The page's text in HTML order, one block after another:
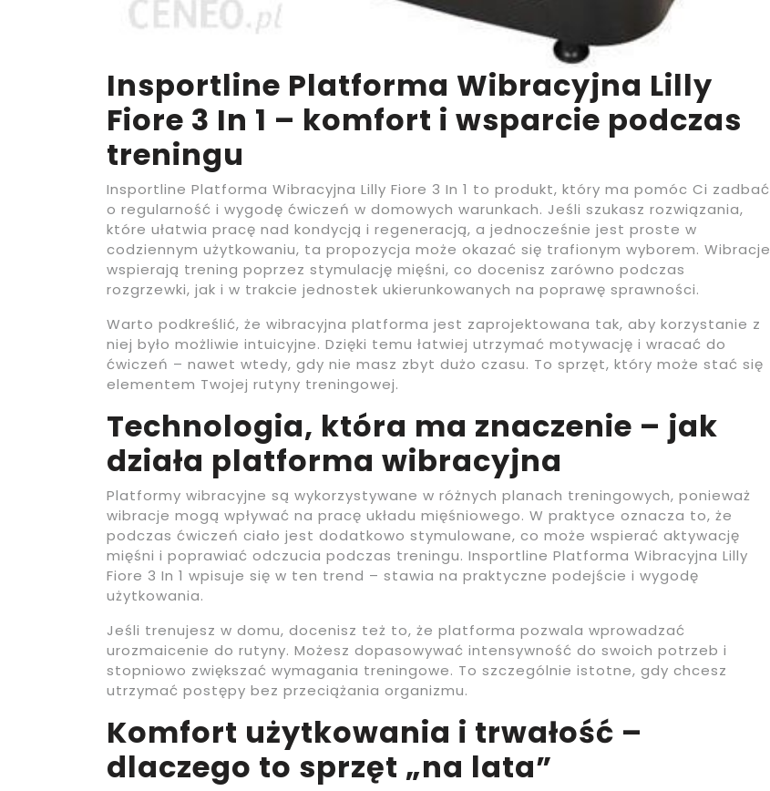
Insportline Platforma Wibracyjna Lilly
Fiore 3 In 1 – komfort i wsparcie podczas
treningu
Insportline Platforma Wibracyjna Lilly Fiore 3 In 1 to produkt, który ma pomóc Ci zadbać
o regularność i wygodę ćwiczeń w domowych warunkach. Jeśli szukasz rozwiązania,
które ułatwia pracę nad kondycją i regeneracją, a jednocześnie jest proste w
codziennym użytkowaniu, ta propozycja może okazać się trafionym wyborem. Wibracje
wspierają trening poprzez stymulację mięśni, co docenisz zarówno podczas
rozgrzewki, jak i w trakcie jednostek ukierunkowanych na poprawę sprawności.
Warto podkreślić, że wibracyjna platforma jest zaprojektowana tak, aby korzystanie z
niej było możliwie intuicyjne. Dzięki temu łatwiej utrzymać motywację i wracać do
ćwiczeń – nawet wtedy, gdy nie masz zbyt dużo czasu. To sprzęt, który może stać się
elementem Twojej rutyny treningowej.
Technologia, która ma znaczenie – jak
działa platforma wibracyjna
Platformy wibracyjne są wykorzystywane w różnych planach treningowych, ponieważ
wibracje mogą wpływać na pracę układu mięśniowego. W praktyce oznacza to, że
podczas ćwiczeń ciało jest dodatkowo stymulowane, co może wspierać aktywację
mięśni i poprawiać odczucia podczas treningu. Insportline Platforma Wibracyjna Lilly
Fiore 3 In 1 wpisuje się w ten trend – stawia na praktyczne podejście i wygodę
użytkowania.
Jeśli trenujesz w domu, docenisz też to, że platforma pozwala wprowadzać
urozmaicenie do rutyny. Możesz dopasowywać intensywność do swoich potrzeb i
stopniowo zwiększać wymagania treningowe. To szczególnie istotne, gdy chcesz
utrzymać postępy bez przeciążania organizmu.
Komfort użytkowania i trwałość –
dlaczego to sprzęt „na lata”